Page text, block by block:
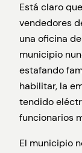
Está claro
vendedores
una oficina
municipio
estafando
habilitar, la
tendido
funcionarios
El municipio